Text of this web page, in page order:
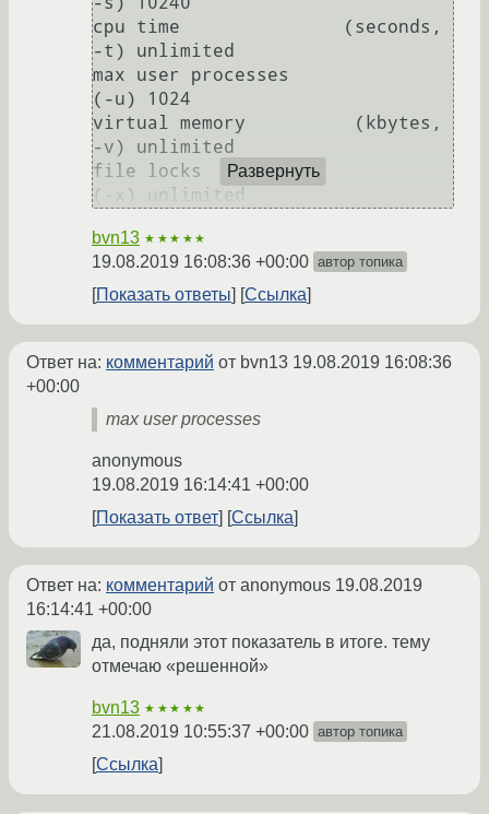
cpu time               (seconds,
-t) unlimited
max user processes
(-u) 1024
virtual memory          (kbytes,
-v) unlimited
file locks
Развернуть
bvn13 ★★★★★
19.08.2019 16:08:36 +00:00 автор топика
Показать ответы Ссылка
Ответ на: комментарий от bvn13 19.08.2019 16:08:36
+00:00
max user processes
anonymous
19.08.2019 16:14:41 +00:00
Показать ответ
Ссылка
Ответ на: комментарий от anonymous 19.08.2019
16:14:41 +00:00
да, подняли этот показатель в итоге. тему
отмечаю «решенной»
bvn13 ★★★★★
21.08.2019 10:55:37 +00:00 автор топика
Ссылка